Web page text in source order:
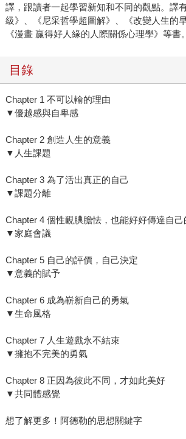
譯，跟讀者一起學習新知和不同的觀點。譯
級》、《尼采哲學超圖解》、《改變人生的
《漫畫 贏得好人緣的人際關係心理學》等書。
目錄
Chapter 1 不可以輸的理由
▼優越感與自卑感
Chapter 2 創造人生的意義
▼人生課題
Chapter 3 為了活出真正的自己
▼課題分離
Chapter 4 個性靦腆膽怯，也能好好傳達自己
▼家庭會議
Chapter 5 自己的評價，自己決定
▼意義的賦予
Chapter 6 成為嶄新自己的勇氣
▼生命風格
Chapter 7 人生遊戲永不結束
▼擁抱不完美的勇氣
Chapter 8 正因為彼此不同，才如此美好
▼共同體感覺
想了解更多！阿德勒的思想關鍵字